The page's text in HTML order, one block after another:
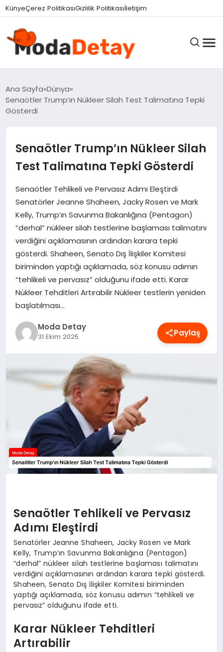
KünyeÇerez PolitikasıGizlilik Politikasıİletişim
GÜNDEM
DÜNYA
EĞITIM
EKONOMI
MAGAZIN
SAĞLIK
SPOR
YAŞAM
Ana Sayfa Dünya
Senaötler Trump’ın Nükleer Silah Test Talimatına Tepki
Gösterdi
Senaötler Trump’ın Nükleer Silah
Test Talimatına Tepki Gösterdi
Senaötler Tehlikeli ve Pervasız Adımı Eleştirdi
Senatörler Jeanne Shaheen, Jacky Rosen ve Mark
Kelly, Trump’ın Savunma Bakanlığına (Pentagon)
“derhal” nükleer silah testlerine başlaması talimatını
verdiğini açıklamasının ardından karara tepki
gösterdi. Shaheen, Senato Dış İlişkiler Komitesi
biriminden yaptığı açıklamada, söz konusu adımın
“tehlikeli ve pervasız” olduğunu ifade etti. Karar
Nükleer Tehditleri Artırabilir Nükleer testlerin yeniden
başlatılması…
Moda Detay
31 Ekim 2025 Paylaş
Senaötler Tehlikeli ve Pervasız
Adımı Eleştirdi
Senatörler Jeanne Shaheen, Jacky Rosen ve Mark
Kelly, Trump’ın Savunma Bakanlığına (Pentagon)
“derhal” nükleer silah testlerine başlaması talimatını
verdiğini açıklamasının ardından karara tepki gösterdi.
Shaheen, Senato Dış İlişkiler Komitesi biriminden
yaptığı açıklamada, söz konusu adımın “tehlikeli ve
pervasız” olduğunu ifade etti.
Karar Nükleer Tehditleri
Artırabilir